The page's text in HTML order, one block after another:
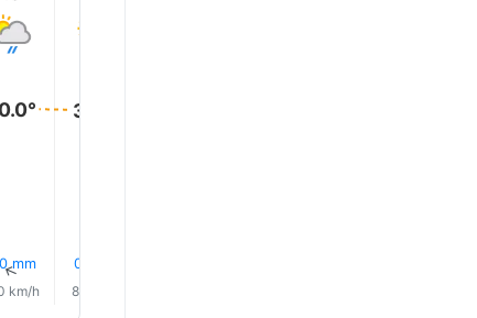
mm
↑
km/h
30.0°
0.2 mm
8.0 km/h